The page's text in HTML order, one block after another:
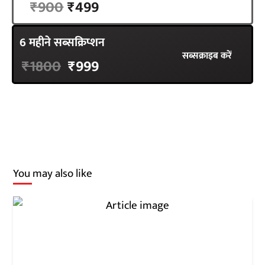
₹900₹499
6 महीने सब्सक्रिप्शन
₹1800 ₹999 सब्सक्राइब करें
You may also like